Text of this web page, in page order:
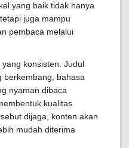
yang baik tidak hanya
juga mampu
pembaca melalui
konsisten. Judul
berkembang, bahasa
nyaman dibaca
kualitas
dijaga, konten akan
mudah diterima